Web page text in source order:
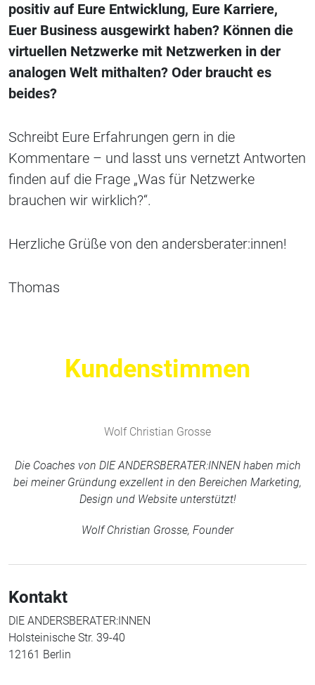
positiv auf Eure Entwicklung, Eure Karriere,
Euer Business ausgewirkt haben? Können die
virtuellen Netzwerke mit Netzwerken in der
analogen Welt mithalten? Oder braucht es
beides?
Schreibt Eure Erfahrungen gern in die
Kommentare – und lasst uns vernetzt Antworten
finden auf die Frage „Was für Netzwerke
brauchen wir wirklich?“.
Herzliche Grüße von den andersberater:innen!
Thomas
Kundenstimmen
Wolf Christian Grosse
Die Coaches von DIE ANDERSBERATER:INNEN haben mich
bei meiner Gründung exzellent in den Bereichen Marketing,
Design und Website unterstützt!
Wolf Christian Grosse, Founder
Kontakt
DIE ANDERSBERATER:INNEN
Holsteinische Str. 39-40
12161 Berlin